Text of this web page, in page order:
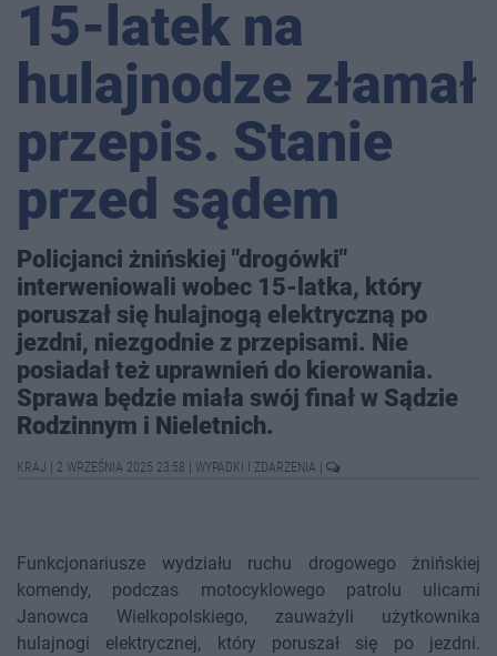
15-latek na
hulajnodze złamał
przepis. Stanie
przed sądem
Policjanci żnińskiej "drogówki"
interweniowali wobec 15-latka, który
poruszał się hulajnogą elektryczną po
jezdni, niezgodnie z przepisami. Nie
posiadał też uprawnień do kierowania.
Sprawa będzie miała swój finał w Sądzie
Rodzinnym i Nieletnich.
KRAJ 2 WRZEŚNIA 2025 23:58 WYPADKI I ZDARZENIA
Funkcjonariusze wydziału ruchu drogowego żnińskiej
komendy, podczas motocyklowego patrolu ulicami
Janowca Wielkopolskiego, zauważyli użytkownika
hulajnogi elektrycznej, który poruszał się po jezdni.